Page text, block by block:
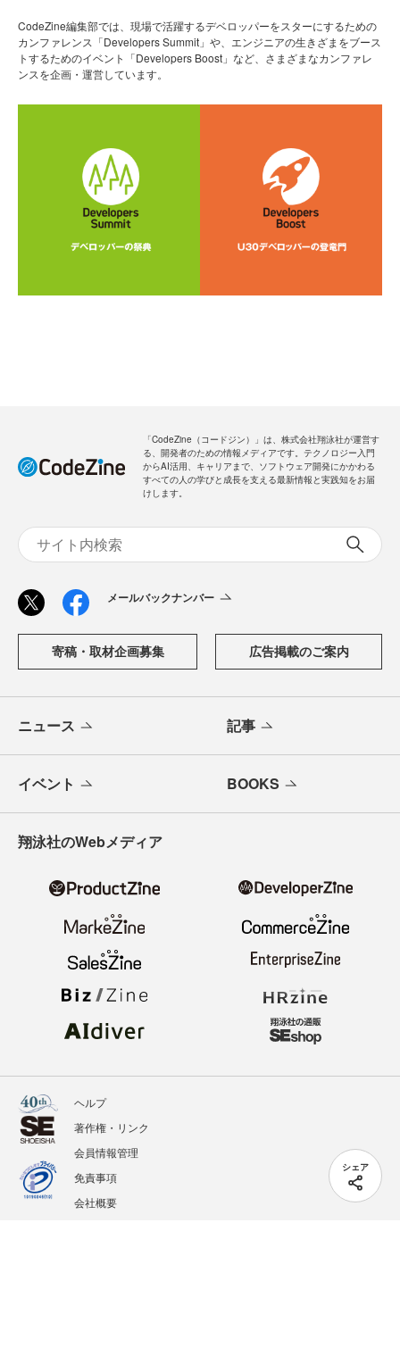
シェア
CodeZine編集部では、現場で活躍するデベロッパーをスターにするための
カンファレンス「Developers Summit」や、エンジニアの生きざまをブース
トするためのイベント「Developers Boost」など、さまざまなカンファレ
ンスを企画・運営しています。
「CodeZine（コードジン）」は、株式会社翔泳社が運営す
る、開発者のための情報メディアです。テクノロジー入門
からAI活用、キャリアまで、ソフトウェア開発にかかわる
すべての人の学びと成長を支える最新情報と実践知をお届
けします。
メールバックナンバー
寄稿・取材企画募集 広告掲載のご案内
ニュース 記事
イベント BOOKS
翔泳社のWebメディア
ヘルプ
著作権・リンク
会員情報管理
免責事項
会社概要